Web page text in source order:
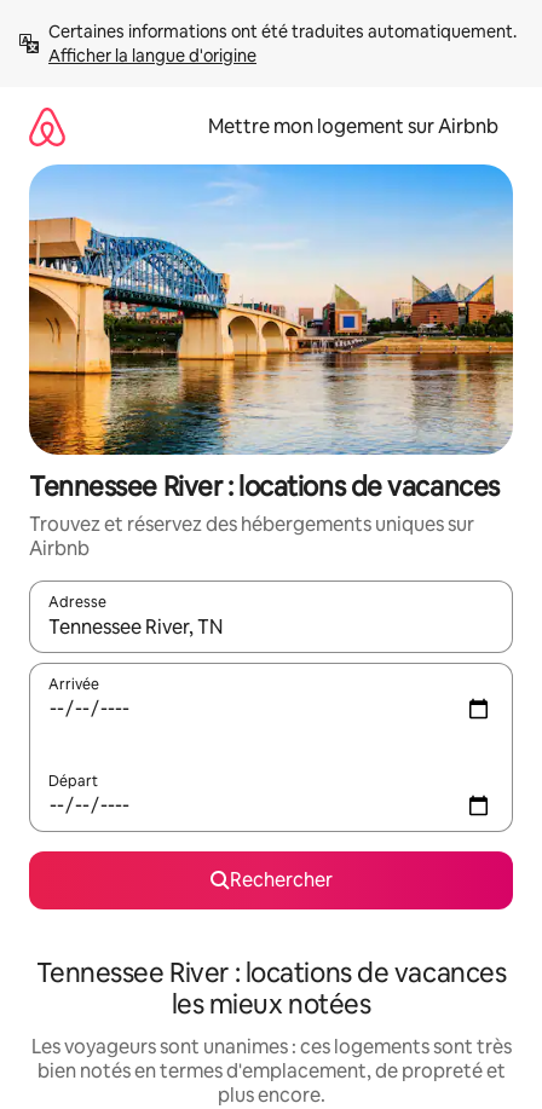
directement
Afficher la langue d'origine
Mettre mon logement sur Airbnb
Tennessee River : locations de vacances
Trouvez et réservez des hébergements uniques sur
Airbnb
Adresse
Lorsque les résultats s'affichent, utilisez les flèches vers le
Arrivée
Départ
Rechercher
Tennessee River : locations de vacances
les mieux notées
Les voyageurs sont unanimes : ces logements sont très
bien notés en termes d'emplacement, de propreté et
plus encore.